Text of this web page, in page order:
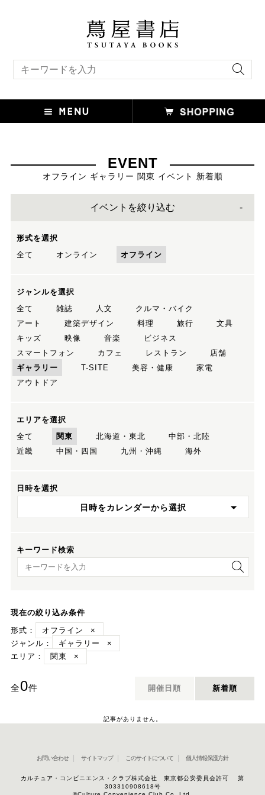
EVENT
オフライン ギャラリー 関東 イベント 新着順
イベントを絞り込む
形式を選択
全て
オンライン オフライン
ジャンルを選択
全て
雑誌 人文
クルマ・バイク
アート
建築デザイン 料理 旅行
文具
キッズ
映像 音楽
ビジネス
スマートフォン
カフェ レストラン
店舗
ギャラリー
T-SITE 美容・健康
家電
アウトドア
エリアを選択
全て
関東 北海道・東北
中部・北陸
近畿
中国・四国 九州・沖縄 海外
日時を選択
日時をカレンダーから選択
キーワード検索
キーワード検索
現在の絞り込み条件
形式：
オフライン
×
ジャンル：
ギャラリー
×
エリア：
関東 ×
全0件 開催日順 新着順
記事がありません。
お問い合わせ サイトマップ このサイトについて 個人情報保護方針
カルチュア・コンビニエンス・クラブ株式会社 東京都公安委員会許可 第
303310908618号